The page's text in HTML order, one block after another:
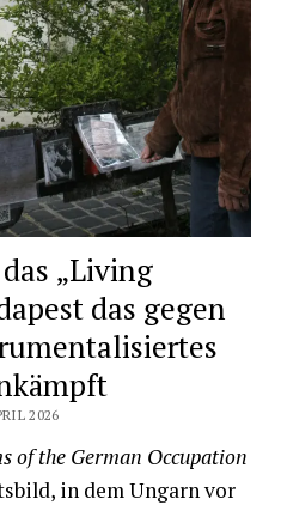
„Living
das gegen
2026
of the German Occupation
in dem Ungarn vor